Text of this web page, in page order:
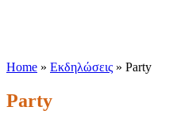
Home » Εκδηλώσεις » Party
Party